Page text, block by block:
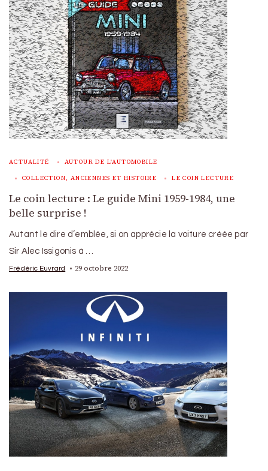
ACTUALITÉ AUTOUR DE L'AUTOMOBILE
COLLECTION, ANCIENNES ET HISTOIRE LE COIN LECTURE
Le coin lecture : Le guide Mini 1959-1984, une
belle surprise !
Autant le dire d’emblée, si on apprécie la voiture créée par
Sir Alec Issigonis à …
Frédéric Euvrard 29 octobre 2022